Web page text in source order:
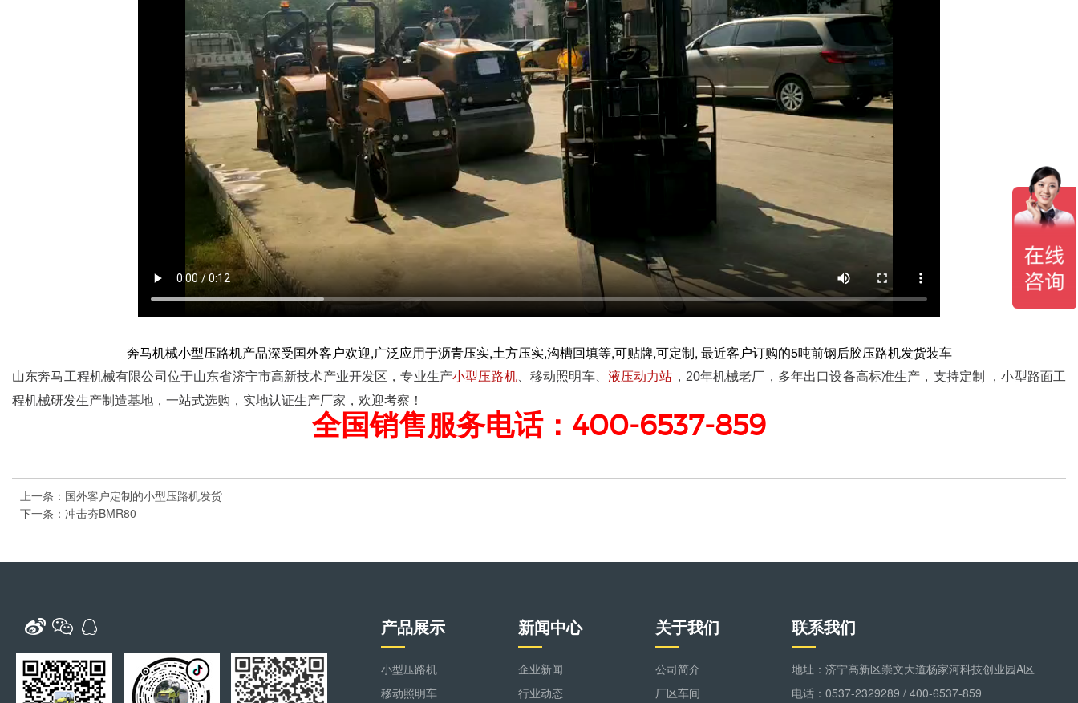
奔马机械小型压路机产品深受国外客户欢迎,广泛应用于沥青压实,土方压实,沟槽回填等,可贴牌,可定制, 最近客户订购的5吨前钢后胶压路机发货装车
山东奔马工程机械有限公司位于山东省济宁市高新技术产业开发区，专业生产小型压路机、移动照明车、 液压动力站 ，20年机械老厂，多年出口设备高标准生产，支持定制 ，小型路面工
程机械研发生产制造基地，一站式选购，实地认证生产厂家，欢迎考察！
全国销售服务电话： 400-6537-859
上一条：国外客户定制的小型压路机发货
下一条：冲击夯BMR80
产品展示
小型压路机
移动照明车
新闻中心
企业新闻
行业动态
关于我们
公司简介
厂区车间
联系我们
地址：济宁高新区崇文大道杨家河科技创业园A区
电话：0537-2329289 / 400-6537-859